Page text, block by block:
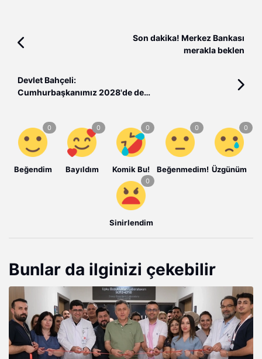
Son dakika! Merkez Bankası
merakla beklen
Devlet Bahçeli:
Cumhurbaşkanımız 2028'de de
Beğendim Bayıldım Komik Bu! Beğenmedim! Üzgünüm
Sinirlendim
Bunlar da ilginizi çekebilir